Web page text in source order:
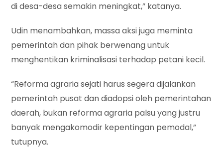
di desa-desa semakin meningkat,” katanya.
Udin menambahkan, massa aksi juga meminta
pemerintah dan pihak berwenang untuk
menghentikan kriminalisasi terhadap petani kecil.
“Reforma agraria sejati harus segera dijalankan
pemerintah pusat dan diadopsi oleh pemerintahan
daerah, bukan reforma agraria palsu yang justru
banyak mengakomodir kepentingan pemodal,”
tutupnya.